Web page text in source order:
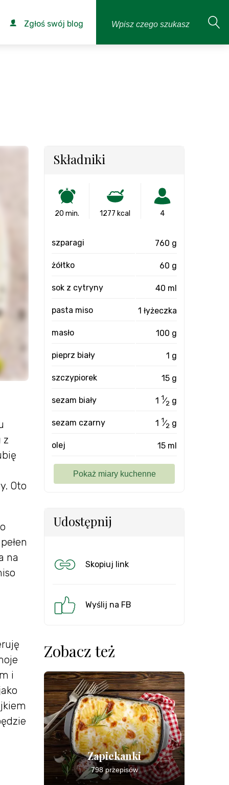
Zgłoś swój blog
z
Oto
na
i
Składniki
20 min. 1277 kcal 4
szparagi 760 g
żółtko 60 g
sok z cytryny 40 ml
pasta miso 1 łyżeczka
masło 100 g
pieprz biały 1 g
szczypiorek 15 g
sezam biały 1 1⁄2 g
sezam czarny 1 1⁄2 g
olej 15 ml
Udostępnij
Skopiuj link
Wyślij na FB
Zobacz też
Zapiekanki
798 przepisów